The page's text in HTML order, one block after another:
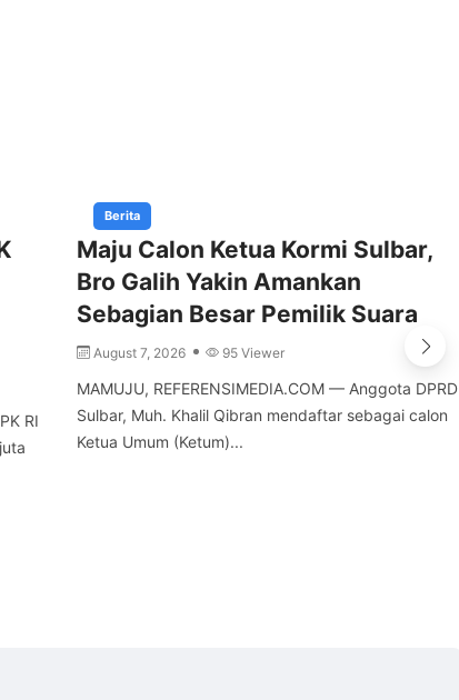
RI
Berita
Maju Calon Ketua Kormi Sulbar,
Bro Galih Yakin Amankan
Sebagian Besar Pemilik Suara
August 7, 2026 95 Viewer
MAMUJU, REFERENSIMEDIA.COM — Anggota DPRD
Sulbar, Muh. Khalil Qibran mendaftar sebagai calon
Ketua Umum (Ketum)...